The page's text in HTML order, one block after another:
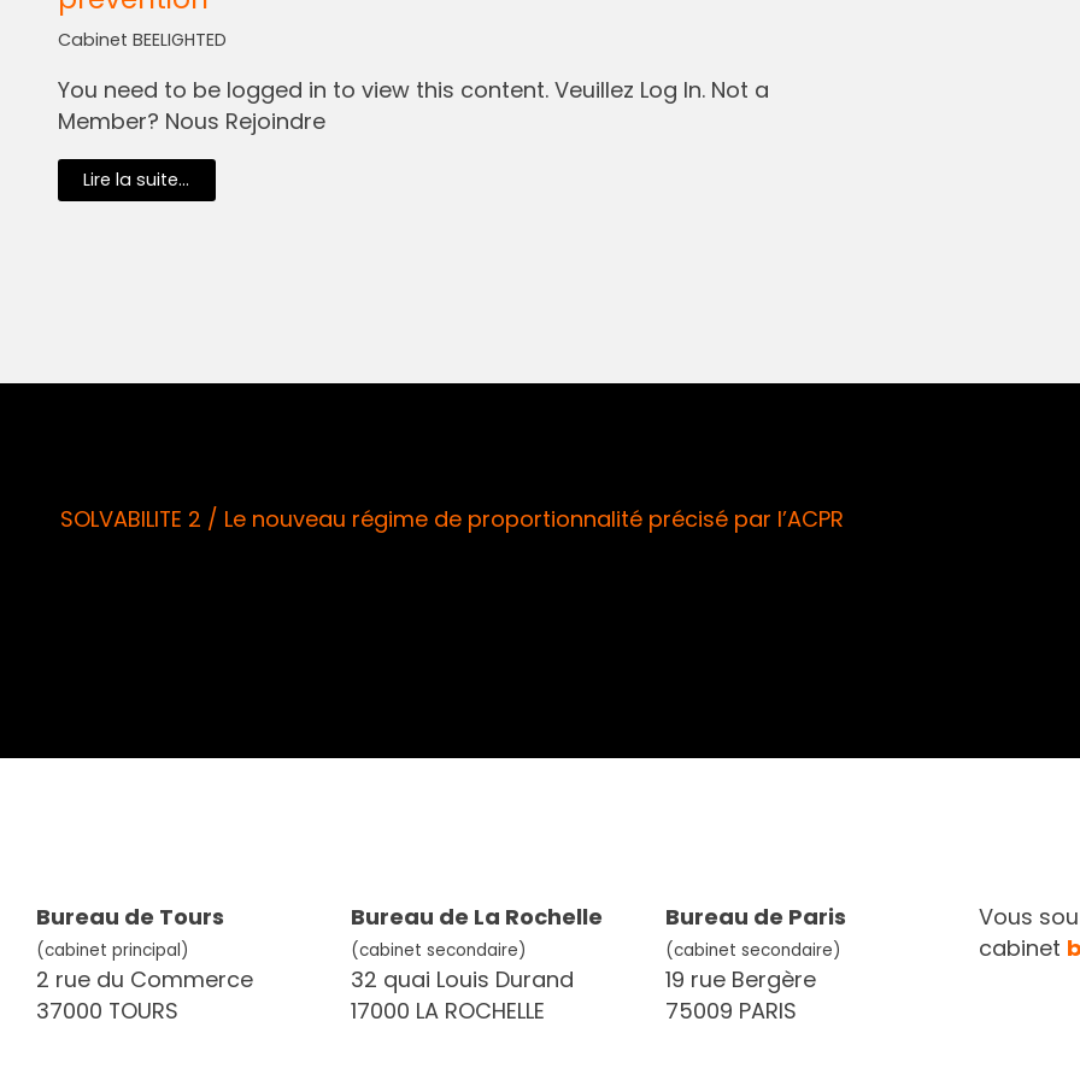
Cabinet BEELIGHTED
You need to be logged in to view this content. Veuillez Log In. Not a
Member? Nous Rejoindre
Lire la suite...
SOLVABILITE 2 / Le nouveau régime de proportionnalité précisé par l’ACPR
Bureau de Tours
(cabinet principal)
2 rue du Commerce
37000 TOURS
Bureau de La Rochelle
(cabinet secondaire)
32 quai Louis Durand
17000 LA ROCHELLE
Bureau de Paris
(cabinet secondaire)
19 rue Bergère
75009 PARIS
Vous
cabinet